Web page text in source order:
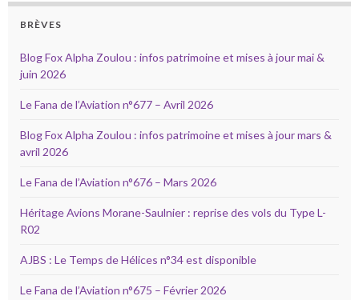
BRÈVES
Blog Fox Alpha Zoulou : infos patrimoine et mises à jour mai &
juin 2026
Le Fana de l’Aviation n°677 – Avril 2026
Blog Fox Alpha Zoulou : infos patrimoine et mises à jour mars &
avril 2026
Le Fana de l’Aviation n°676 – Mars 2026
Héritage Avions Morane-Saulnier : reprise des vols du Type L-
R02
AJBS : Le Temps de Hélices n°34 est disponible
Le Fana de l’Aviation n°675 – Février 2026